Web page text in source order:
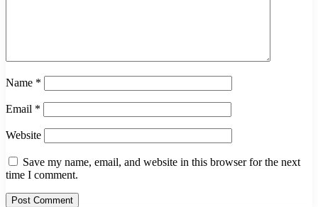
Name *
Email *
Website
Save my name, email, and website in this browser for the next
time I comment.